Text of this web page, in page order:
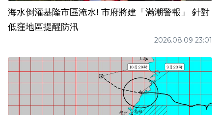
海水倒灌基隆市區淹水! 市府將建「滿潮警報」 針對
低窪地區提醒防汛
2026.08.09 23:01